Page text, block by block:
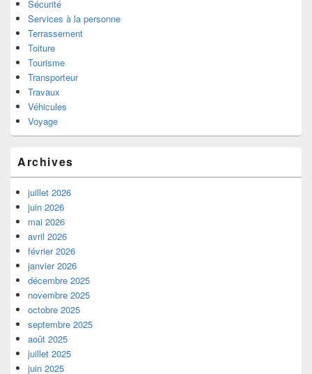
Sécurité
Services à la personne
Terrassement
Toiture
Tourisme
Transporteur
Travaux
Véhicules
Voyage
Archives
juillet 2026
juin 2026
mai 2026
avril 2026
février 2026
janvier 2026
décembre 2025
novembre 2025
octobre 2025
septembre 2025
août 2025
juillet 2025
juin 2025